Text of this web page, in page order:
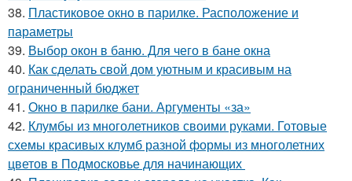
38. Пластиковое окно в парилке. Расположение и
параметры
39. Выбор окон в баню. Для чего в бане окна
40. Как сделать свой дом уютным и красивым на
ограниченный бюджет
41. Окно в парилке бани. Аргументы «за»
42. Клумбы из многолетников своими руками. Готовые
схемы красивых клумб разной формы из многолетних
цветов в Подмосковье для начинающих